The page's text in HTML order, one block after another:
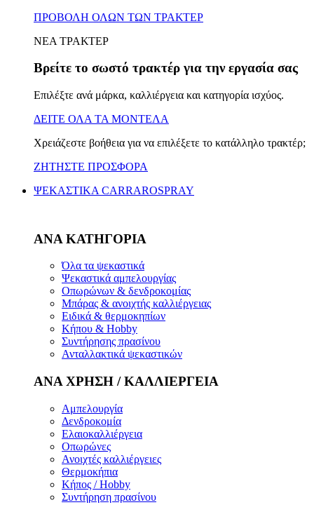
ΠΡΟΒΟΛΗ ΟΛΩΝ ΤΩΝ ΤΡΑΚΤΕΡ
ΝΕΑ ΤΡΑΚΤΕΡ
Βρείτε το σωστό τρακτέρ για την εργασία σας
Επιλέξτε ανά μάρκα, καλλιέργεια και κατηγορία ισχύος.
ΔΕΙΤΕ ΟΛΑ ΤΑ ΜΟΝΤΕΛΑ
Χρειάζεστε βοήθεια για να επιλέξετε το κατάλληλο τρακτέρ;
ΖΗΤΗΣΤΕ ΠΡΟΣΦΟΡΑ
ΨΕΚΑΣΤΙΚΑ CARRAROSPRAY
ΑΝΑ ΚΑΤΗΓΟΡΙΑ
Όλα τα ψεκαστικά
Ψεκαστικά αμπελουργίας
Οπωρώνων & δενδροκομίας
Μπάρας & ανοιχτής καλλιέργειας
Ειδικά & θερμοκηπίων
Κήπου & Hobby
Συντήρησης πρασίνου
Ανταλλακτικά ψεκαστικών
ΑΝΑ ΧΡΗΣΗ / ΚΑΛΛΙΕΡΓΕΙΑ
Αμπελουργία
Δενδροκομία
Ελαιοκαλλιέργεια
Οπωρώνες
Ανοιχτές καλλιέργειες
Θερμοκήπια
Κήπος / Hobby
Συντήρηση πρασίνου